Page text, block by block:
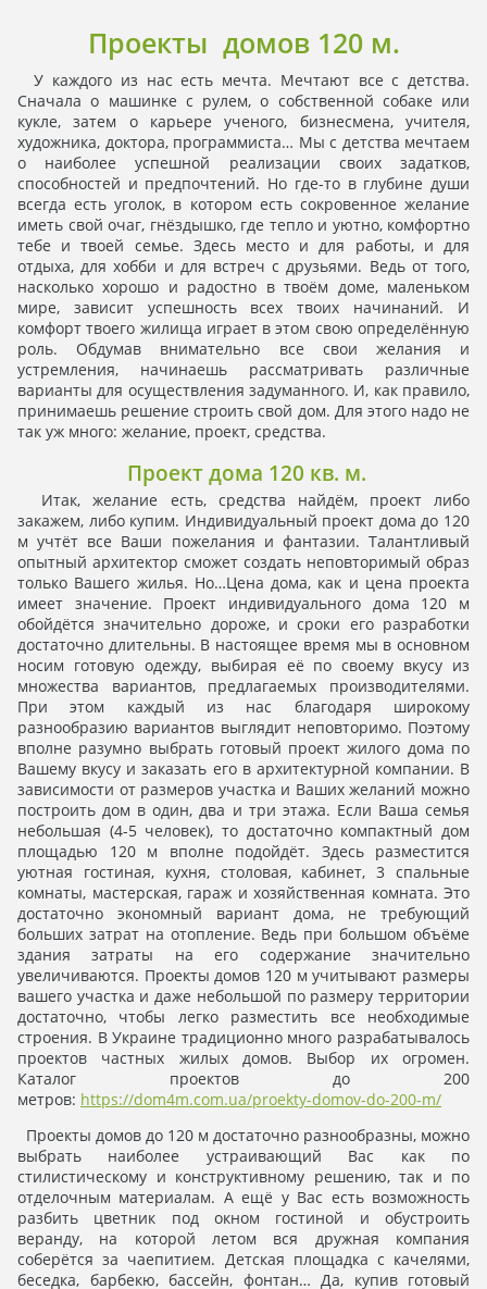
Проекты домов 120 м.
У каждого из нас есть мечта. Мечтают все с детства.
Сначала о машинке с рулем, о собственной собаке или
кукле, затем о карьере ученого, бизнесмена, учителя,
художника, доктора, программиста… Мы с детства мечтаем
о наиболее успешной реализации своих задатков,
способностей и предпочтений. Но где-то в глубине души
всегда есть уголок, в котором есть сокровенное желание
иметь свой очаг, гнёздышко, где тепло и уютно, комфортно
тебе и твоей семье. Здесь место и для работы, и для
отдыха, для хобби и для встреч с друзьями. Ведь от того,
насколько хорошо и радостно в твоём доме, маленьком
мире, зависит успешность всех твоих начинаний. И
комфорт твоего жилища играет в этом свою определённую
роль. Обдумав внимательно все свои желания и
устремления, начинаешь рассматривать различные
варианты для осуществления задуманного. И, как правило,
принимаешь решение строить свой дом. Для этого надо не
так уж много: желание, проект, средства.
Проект дома 120 кв. м.
Итак, желание есть, средства найдём, проект либо
закажем, либо купим. Индивидуальный проект дома до 120
м учтёт все Ваши пожелания и фантазии. Талантливый
опытный архитектор сможет создать неповторимый образ
только Вашего жилья. Но…Цена дома, как и цена проекта
имеет значение. Проект индивидуального дома 120 м
обойдётся значительно дороже, и сроки его разработки
достаточно длительны. В настоящее время мы в основном
носим готовую одежду, выбирая её по своему вкусу из
множества вариантов, предлагаемых производителями.
При этом каждый из нас благодаря широкому
разнообразию вариантов выглядит неповторимо. Поэтому
вполне разумно выбрать готовый проект жилого дома по
Вашему вкусу и заказать его в архитектурной компании. В
зависимости от размеров участка и Ваших желаний можно
построить дом в один, два и три этажа. Если Ваша семья
небольшая (4-5 человек), то достаточно компактный дом
площадью 120 м вполне подойдёт. Здесь разместится
уютная гостиная, кухня, столовая, кабинет, 3 спальные
комнаты, мастерская, гараж и хозяйственная комната. Это
достаточно экономный вариант дома, не требующий
больших затрат на отопление. Ведь при большом объёме
здания затраты на его содержание значительно
увеличиваются. Проекты домов 120 м учитывают размеры
вашего участка и даже небольшой по размеру территории
достаточно, чтобы легко разместить все необходимые
строения. В Украине традиционно много разрабатывалось
проектов частных жилых домов. Выбор их огромен.
Каталог проектов до 200
метров: https://dom4m.com.ua/proekty-domov-do-200-m/
Проекты домов до 120 м достаточно разнообразны, можно
выбрать наиболее устраивающий Вас как по
стилистическому и конструктивному решению, так и по
отделочным материалам. А ещё у Вас есть возможность
разбить цветник под окном гостиной и обустроить
веранду, на которой летом вся дружная компания
соберётся за чаепитием. Детская площадка с качелями,
беседка, барбекю, бассейн, фонтан… Да, купив готовый